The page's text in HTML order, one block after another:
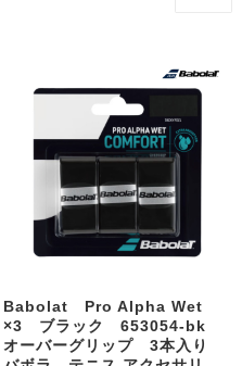
Babolat Pro Alpha Wet
×3 ブラック 653054-bk
オーバーグリップ 3本入り